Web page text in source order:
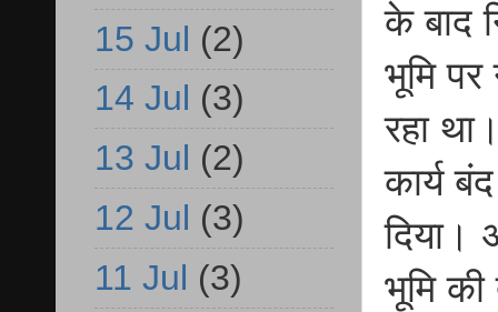
के बाद
भूमि
रहा
कार्य
दिया।
भूमि
15 Jul (2)
14 Jul (3)
13 Jul (2)
12 Jul (3)
11 Jul (3)